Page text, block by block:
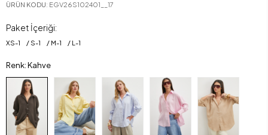
ÜRÜN KODU: EGV26S102401__17
Paket İçeriği:
XS-1 S-1 M-1 L -1
Renk: Kahve